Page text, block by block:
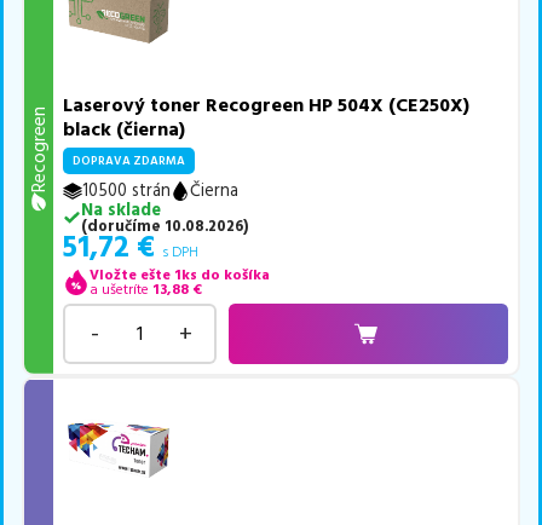
Recogreen
Laserový toner Recogreen HP 504X (CE250X)
black (čierna)
DOPRAVA ZDARMA
10500 strán
Čierna
Na sklade
(doručíme 10.08.2026)
51,72 € s DPH
Vložte ešte 1ks do košíka
a ušetríte 13,88 €
- +